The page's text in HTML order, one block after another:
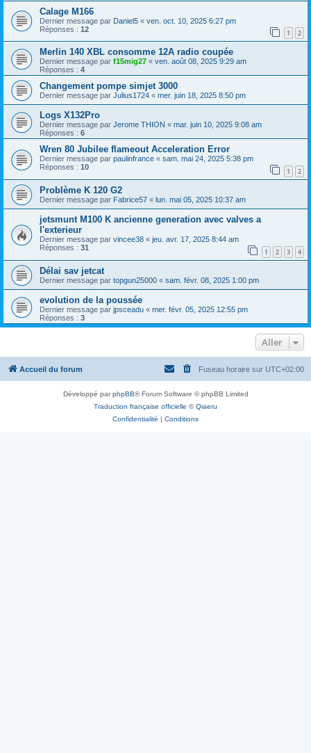
Calage M166
Dernier message par Daniel5 « ven. oct. 10, 2025 6:27 pm
Réponses : 12 1 2
Merlin 140 XBL consomme 12A radio coupée
Dernier message par f15mig27 « ven. août 08, 2025 9:29 am
Réponses : 4
Changement pompe simjet 3000
Dernier message par Julius1724 « mer. juin 18, 2025 8:50 pm
Logs X132Pro
Dernier message par Jerome THION « mar. juin 10, 2025 9:08 am
Réponses : 6
Wren 80 Jubilee flameout Acceleration Error
Dernier message par paulinfrance « sam. mai 24, 2025 5:38 pm
Réponses : 10 1 2
Problème K 120 G2
Dernier message par Fabrice57 « lun. mai 05, 2025 10:37 am
jetsmunt M100 K ancienne generation avec valves a
l'exterieur
Dernier message par vincee38 « jeu. avr. 17, 2025 8:44 am
Réponses : 31 1 2 3 4
Délai sav jetcat
Dernier message par topgun25000 « sam. févr. 08, 2025 1:00 pm
evolution de la poussée
Dernier message par jpsceadu « mer. févr. 05, 2025 12:55 pm
Réponses : 3
Aller
Accueil du forum Fuseau horaire sur UTC+02:00
Développé parphpBB® Forum Software © phpBB Limited
Traduction française officielle ©Qiaeru
Confidentialité | Conditions